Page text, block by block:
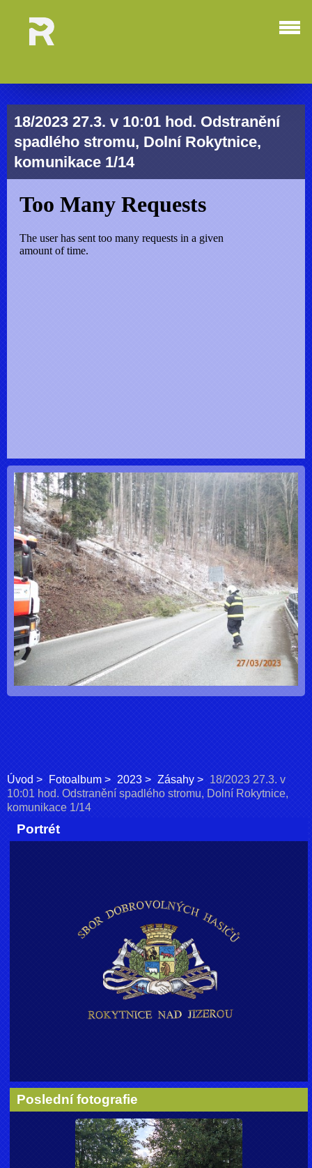
18/2023 27.3. v 10:01 hod. Odstranění
spadlého stromu, Dolní Rokytnice,
komunikace 1/14
Úvod Fotoalbum 2023 Zásahy
18/2023 27.3. v
10:01 hod. Odstranění spadlého stromu, Dolní Rokytnice,
komunikace 1/14
Portrét
Poslední fotografie